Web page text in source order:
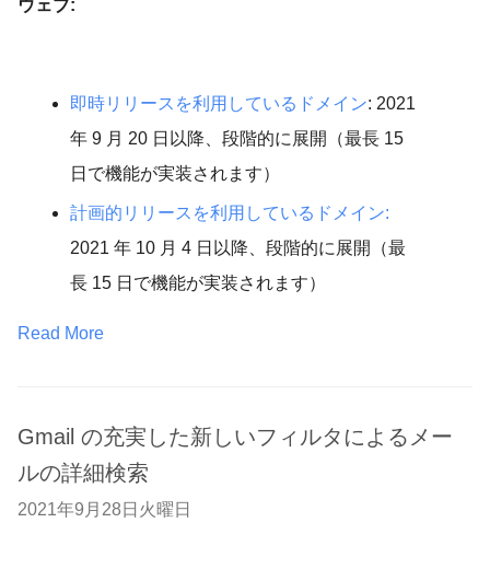
ウェブ:
即時リリースを利用しているドメイン: 2021
年 9 月 20 日以降、段階的に展開（最長 15
日で機能が実装されます）
計画的リリースを利用しているドメイン:
2021 年 10 月 4 日以降、段階的に展開（最
長 15 日で機能が実装されます）
Read More
Gmail の充実した新しいフィルタによるメー
ルの詳細検索
2021年9月28日火曜日